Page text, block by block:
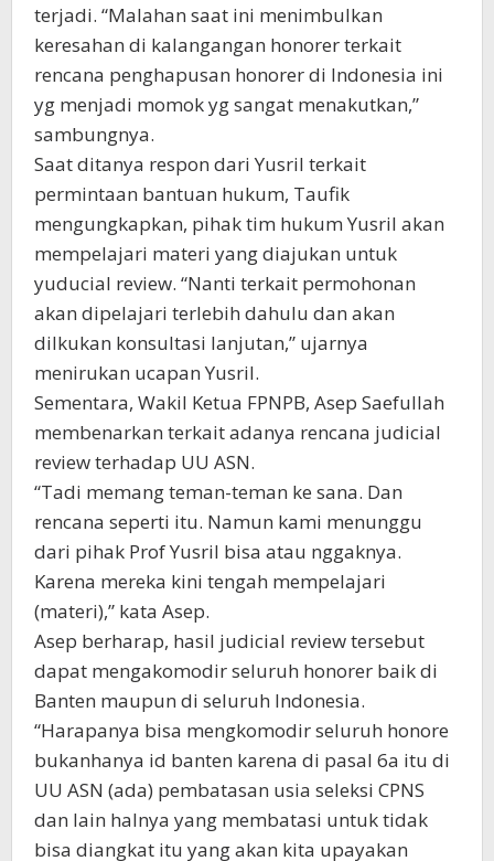
terjadi. “Malahan saat ini menimbulkan
keresahan di kalangangan honorer terkait
rencana penghapusan honorer di Indonesia ini
yg menjadi momok yg sangat menakutkan,”
sambungnya.
Saat ditanya respon dari Yusril terkait
permintaan bantuan hukum, Taufik
mengungkapkan, pihak tim hukum Yusril akan
mempelajari materi yang diajukan untuk
yuducial review. “Nanti terkait permohonan
akan dipelajari terlebih dahulu dan akan
dilkukan konsultasi lanjutan,” ujarnya
menirukan ucapan Yusril.
Sementara, Wakil Ketua FPNPB, Asep Saefullah
membenarkan terkait adanya rencana judicial
review terhadap UU ASN.
“Tadi memang teman-teman ke sana. Dan
rencana seperti itu. Namun kami menunggu
dari pihak Prof Yusril bisa atau nggaknya.
Karena mereka kini tengah mempelajari
(materi),” kata Asep.
Asep berharap, hasil judicial review tersebut
dapat mengakomodir seluruh honorer baik di
Banten maupun di seluruh Indonesia.
“Harapanya bisa mengkomodir seluruh honore
bukanhanya id banten karena di pasal 6a itu di
UU ASN (ada) pembatasan usia seleksi CPNS
dan lain halnya yang membatasi untuk tidak
bisa diangkat itu yang akan kita upayakan